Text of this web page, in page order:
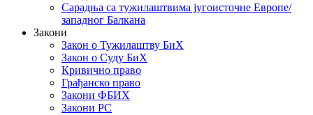
Сарадња са тужилаштвима југоисточне Европе/
западног Балкана
Закони
Закон о Тужилаштву БиХ
Закон о Суду БиХ
Кривично право
Грађанско право
Закони ФБИХ
Закони РС